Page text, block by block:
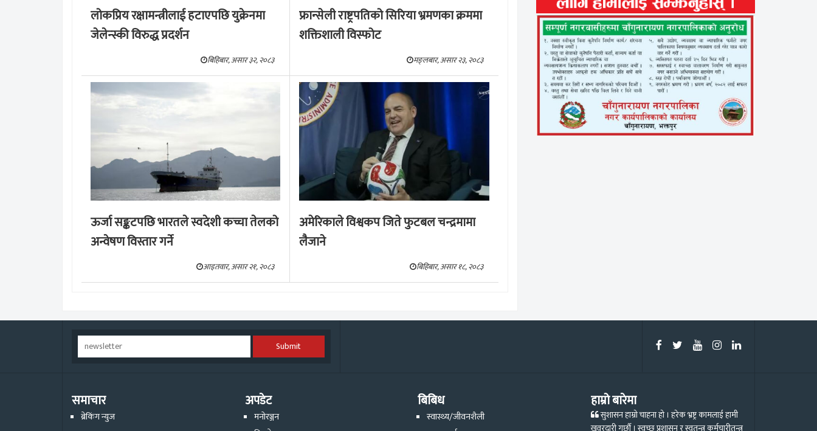
लोकप्रिय रक्षामन्त्रीलाई हटाएपछि युक्रेनमा
जेलेन्स्की विरुद्ध प्रदर्शन
बिहिबार, असार ३२, २०८३
फ्रान्सेली राष्ट्रपतिको सिरिया भ्रमणका क्रममा
शक्तिशाली विस्फोट
मङ्लबार, असार २३, २०८३
ऊर्जा सङ्कटपछि भारतले स्वदेशी कच्चा तेलको
अन्वेषण विस्तार गर्ने
आइतवार, असार २१, २०८३
अमेरिकाले विश्वकप जिते फुटबल चन्द्रमामा
लैजाने
बिहिबार, असार १८, २०८३
Submit
समाचार
ब्रेकिंग न्युज
अपडेट
मनोरञ्जन
बिबिध
स्वास्थ्य/जीवनशैली
हाम्रो बारेमा
सुशासन हाम्रो चाहना हो । हरेक भ्रष्ट्र कामलाई हामी
खवरदारी गर्छौ । स्वच्छ प्रशासन र स्वतन्त्र कर्मचारीतन्त्र